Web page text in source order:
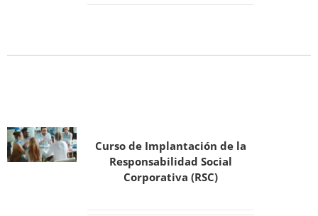
Curso de Implantación de la
Responsabilidad Social
Corporativa (RSC)